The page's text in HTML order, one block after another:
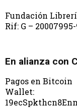
Fundación
Rif: G –
En alianza con
Pagos en Bitcoin
Wallet: